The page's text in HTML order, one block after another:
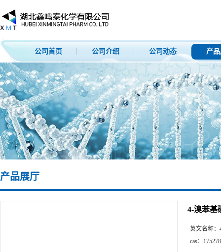
公司首页 公司介绍 公司动态 产
产品展厅
4-溴苯基
英文名称：
cas：